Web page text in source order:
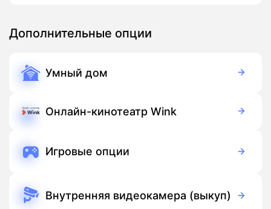
Дополнительные опции
Умный дом
Подписка 900 руб./мес
Онлайн-кинотеатр Wink
Подписка
Игровые опции
Внутренняя видеокамера (выкуп)